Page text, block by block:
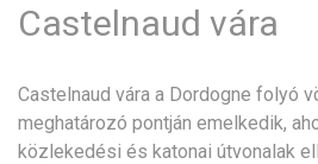
Castelnaud vára
Castelnaud vára a Dordogne folyó
meghatározó pontján emelkedik,
közlekedési és katonai útvonalak